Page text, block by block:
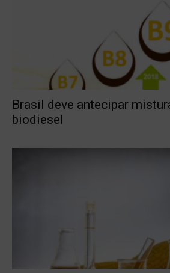
Brasil deve antecipar
biodiesel